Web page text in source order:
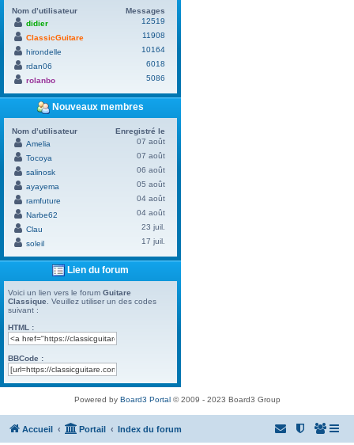
Nom d’utilisateur
Messages
didier
12519
ClassicGuitare
11908
hirondelle
10164
rdan06
6018
rolanbo
5086
Nouveaux membres
Nom d’utilisateur
Enregistré le
Amelia
07 août
Tocoya
07 août
salinosk
06 août
ayayema
05 août
ramfuture
04 août
Narbe62
04 août
Clau
23 juil.
soleil
17 juil.
Lien du forum
Voici un lien vers le forum Guitare
Classique . Veuillez utiliser un des codes
suivant :
HTML :
BBCode :
Powered by Board3 Portal© 2009 - 2023 Board3 Group
Accueil Portail Index du forum